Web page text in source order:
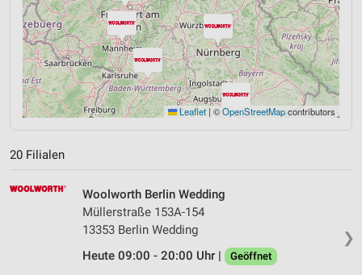
Leaflet | ©OpenStreetMapcontributors
20 Filialen
❯
Woolworth Berlin Wedding
Müllerstraße 153A-154
13353 Berlin Wedding
Heute 09:00 - 20:00 Uhr |
Geöffnet